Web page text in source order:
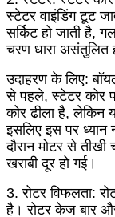
स्टेटर वाइंडिंग टूट
सर्किट हो जाती है,
चरण धारा असंतुलित
उदाहरण के लिए:
से पहले, स्टेटर कोर
कोर ढीला है, लेकिन
इसलिए इस पर ध्यान
दौरान मोटर से
खराबी दूर हो गई।
3. रोटर विफलता:
है। रोटर केज बार